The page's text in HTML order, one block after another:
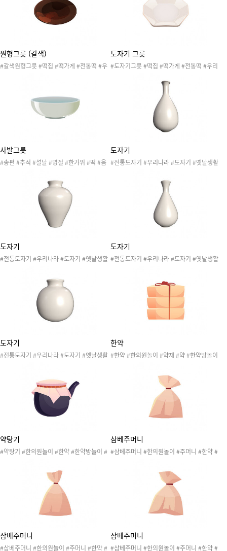
원형그릇 (갈색)
#갈색원형그릇 #떡집 #떡가게 #전통떡 #우
오 #단오놀이
도자기 그릇
#도자기그릇 #떡집 #떡가게 #전통떡 #우리
#절편 #우리나라 #떡가게놀이 #떡집놀이 #
떡카페 #방앗간 #전통음식 #전통찻집 #단오
사발그릇
#송편 #추석 #설날 #명절 #한가위 #떡 #음
#명절음식 #전통음식 #우리나라 #생활도구
#그릇 #전통그릇 #떡집 #떡가게
도자기
#전통도자기 #우리나라 #도자기 #옛날생활
#백자 #청자 #문화재 #유물 #박물관 #돌과
도자기
#전통도자기 #우리나라 #도자기 #옛날생활
#백자 #청자 #유물 #문화재 #박물관 #돌과
흙 #돌과 흙 #박물관
도자기
#전통도자기 #우리나라 #도자기 #옛날생활
흙 #돌과 흙 #박물관
도자기
#전통도자기 #우리나라 #도자기 #옛날생활
흙 #돌과 흙 #박물관
한약
#한약 #한의원놀이 #약재 #약 #한약방놀이
약탕기
#약탕기 #한의원놀이 #한약 #한약방놀이 #
삼베주머니
#삼베주머니 #한의원놀이 #주머니 #한약 #
삼베주머니
#삼베주머니 #한의원놀이 #주머니 #한약 #
삼베주머니
#삼베주머니 #한의원놀이 #주머니 #한약 #